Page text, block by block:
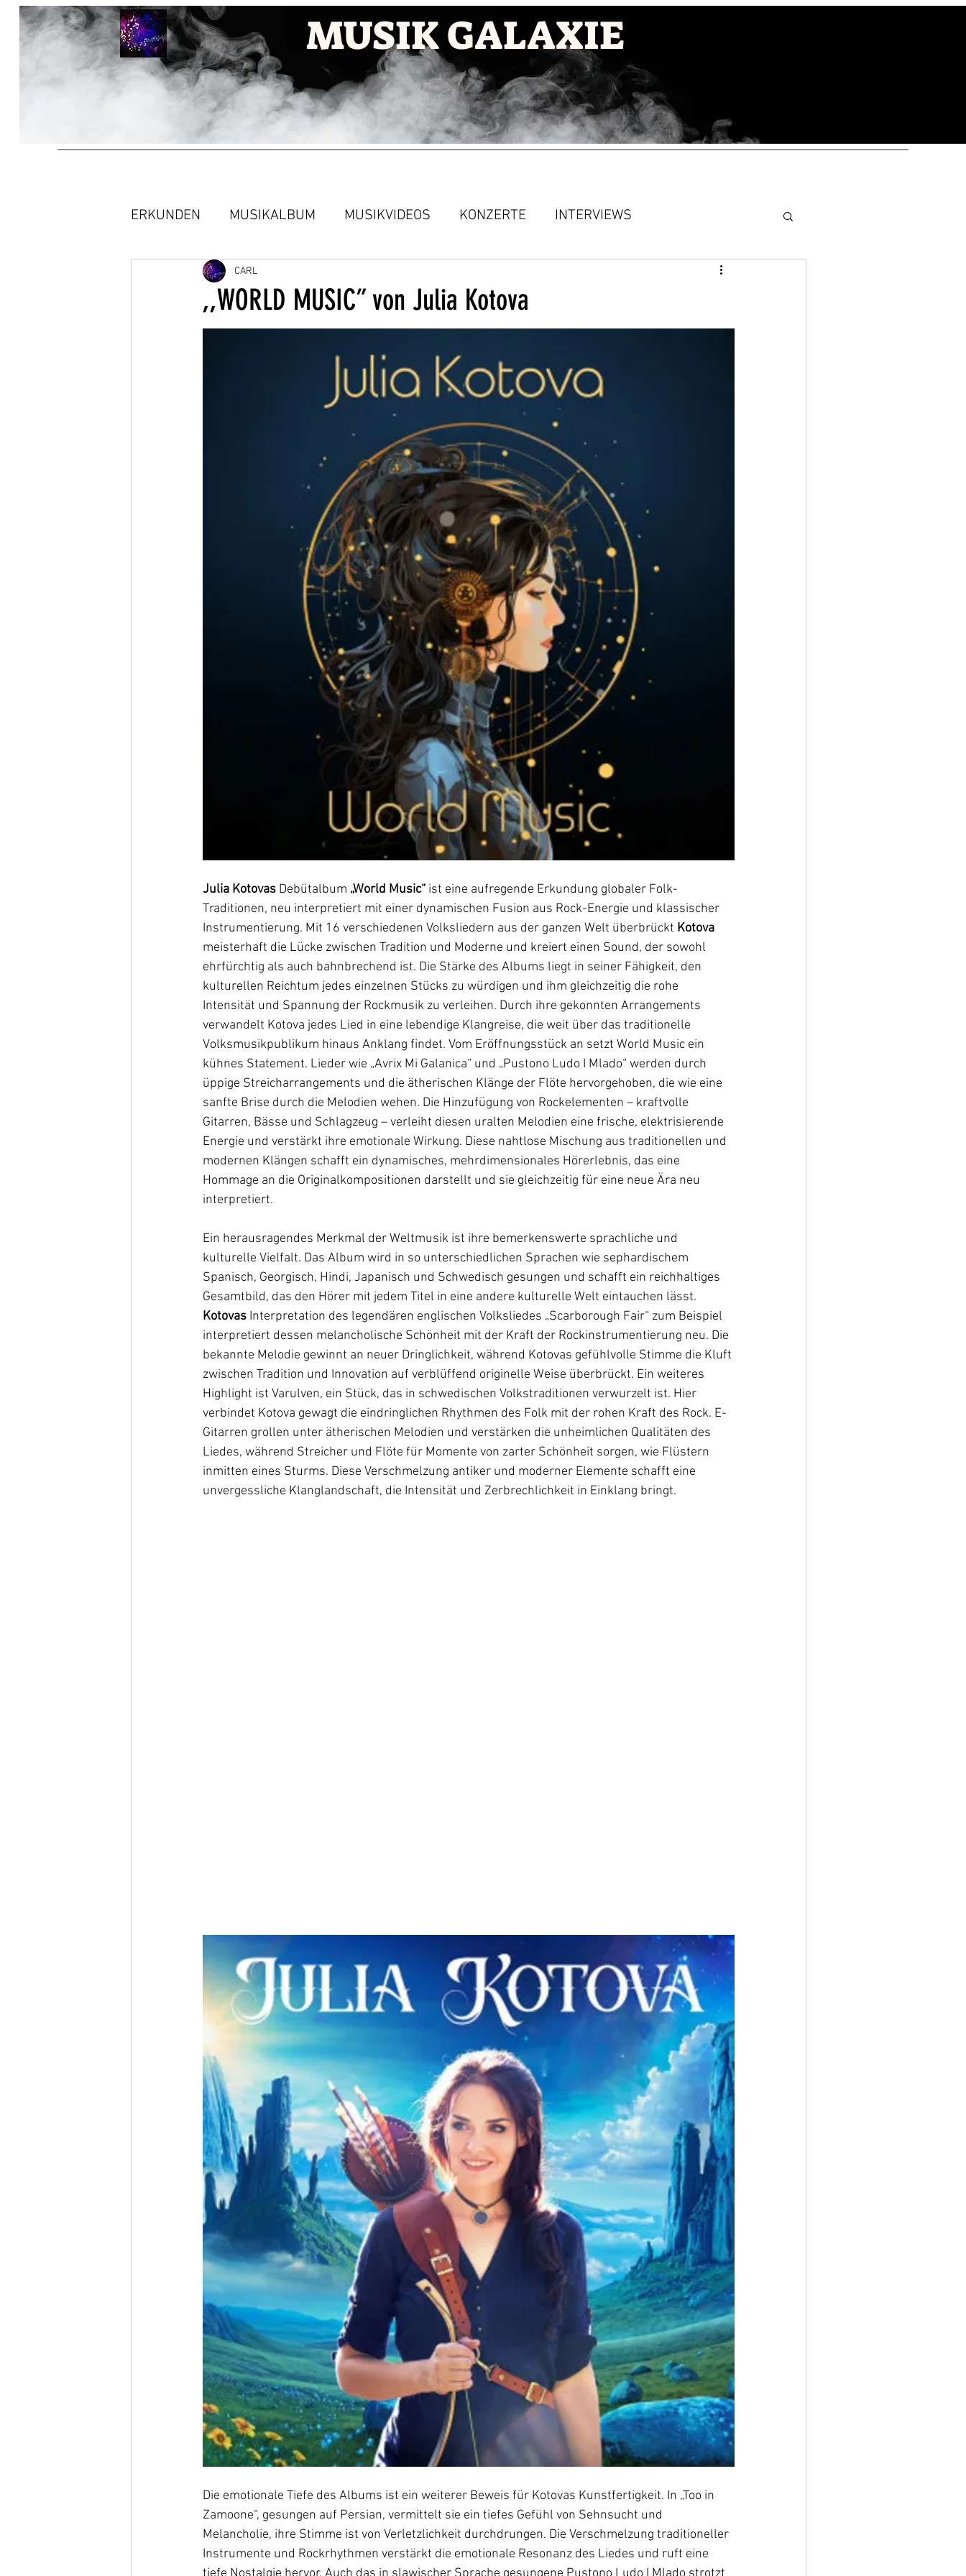
MUSIK GALAXIE
ERKUNDEN MUSIKALBUM MUSIKVIDEOS KONZERTE INTERVIEWS
,,WORLD MUSIC” von Julia Kotova
CARL
Julia Kotovas Debütalbum „World Music“ ist eine aufregende Erkundung globaler Folk-
Traditionen, neu interpretiert mit einer dynamischen Fusion aus Rock-Energie und klassischer
Instrumentierung. Mit 16 verschiedenen Volksliedern aus der ganzen Welt überbrückt Kotova
meisterhaft die Lücke zwischen Tradition und Moderne und kreiert einen Sound, der sowohl
ehrfürchtig als auch bahnbrechend ist. Die Stärke des Albums liegt in seiner Fähigkeit, den
kulturellen Reichtum jedes einzelnen Stücks zu würdigen und ihm gleichzeitig die rohe
Intensität und Spannung der Rockmusik zu verleihen. Durch ihre gekonnten Arrangements
verwandelt Kotova jedes Lied in eine lebendige Klangreise, die weit über das traditionelle
Volksmusikpublikum hinaus Anklang findet. Vom Eröffnungsstück an setzt World Music ein
kühnes Statement. Lieder wie „Avrix Mi Galanica“ und „Pustono Ludo I Mlado“ werden durch
üppige Streicharrangements und die ätherischen Klänge der Flöte hervorgehoben, die wie eine
sanfte Brise durch die Melodien wehen. Die Hinzufügung von Rockelementen – kraftvolle
Gitarren, Bässe und Schlagzeug – verleiht diesen uralten Melodien eine frische, elektrisierende
Energie und verstärkt ihre emotionale Wirkung. Diese nahtlose Mischung aus traditionellen und
modernen Klängen schafft ein dynamisches, mehrdimensionales Hörerlebnis, das eine
Hommage an die Originalkompositionen darstellt und sie gleichzeitig für eine neue Ära neu
interpretiert.
Ein herausragendes Merkmal der Weltmusik ist ihre bemerkenswerte sprachliche und
kulturelle Vielfalt. Das Album wird in so unterschiedlichen Sprachen wie sephardischem
Spanisch, Georgisch, Hindi, Japanisch und Schwedisch gesungen und schafft ein reichhaltiges
Gesamtbild, das den Hörer mit jedem Titel in eine andere kulturelle Welt eintauchen lässt.
Kotovas Interpretation des legendären englischen Volksliedes „Scarborough Fair“ zum Beispiel
interpretiert dessen melancholische Schönheit mit der Kraft der Rockinstrumentierung neu. Die
bekannte Melodie gewinnt an neuer Dringlichkeit, während Kotovas gefühlvolle Stimme die Kluft
zwischen Tradition und Innovation auf verblüffend originelle Weise überbrückt. Ein weiteres
Highlight ist Varulven, ein Stück, das in schwedischen Volkstraditionen verwurzelt ist. Hier
verbindet Kotova gewagt die eindringlichen Rhythmen des Folk mit der rohen Kraft des Rock. E-
Gitarren grollen unter ätherischen Melodien und verstärken die unheimlichen Qualitäten des
Liedes, während Streicher und Flöte für Momente von zarter Schönheit sorgen, wie Flüstern
inmitten eines Sturms. Diese Verschmelzung antiker und moderner Elemente schafft eine
unvergessliche Klanglandschaft, die Intensität und Zerbrechlichkeit in Einklang bringt.
Die emotionale Tiefe des Albums ist ein weiterer Beweis für Kotovas Kunstfertigkeit. In „Too in
Zamoone“, gesungen auf Persian, vermittelt sie ein tiefes Gefühl von Sehnsucht und
Melancholie, ihre Stimme ist von Verletzlichkeit durchdrungen. Die Verschmelzung traditioneller
Instrumente und Rockrhythmen verstärkt die emotionale Resonanz des Liedes und ruft eine